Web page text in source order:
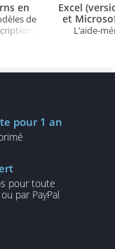
en
de
Excel
et
L’aide-
pour 1 an
pour toute
par PayPal